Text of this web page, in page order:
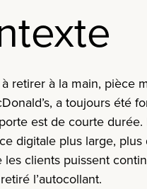
retirer à la main, pièce
a toujours été
est de courte
digitale plus large,
les clients puissent
l’autocollant.​